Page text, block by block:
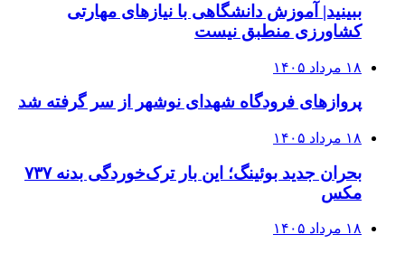
ببینید| آموزش دانشگاهی با نیازهای مهارتی
کشاورزی منطبق نیست
۱۸ مرداد ۱۴۰۵
پروازهای فرودگاه شهدای نوشهر از سر گرفته شد
۱۸ مرداد ۱۴۰۵
بحران جدید بوئینگ؛ این بار ترک‌خوردگی بدنه ۷۳۷
مکس
۱۸ مرداد ۱۴۰۵